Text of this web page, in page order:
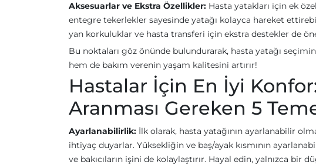
Aksesuarlar ve Ekstra Özellikler: Hasta yatakları için ek
entegre tekerlekler sayesinde yatağı kolayca hareket
yan korkuluklar ve hasta transferi için ekstra destekler de
Bu noktaları göz önünde bulundurarak, hasta yatağı
hem de bakım verenin yaşam kalitesini artırır!
Hastalar İçin En İyi
Aranması Gereken 5
Ayarlanabilirlik: İlk olarak, hasta yatağının ayarlanabilir
ihtiyaç duyarlar. Yüksekliğin ve baş/ayak kısmının
ve bakıcıların işini de kolaylaştırır. Hayal edin, yalnızca